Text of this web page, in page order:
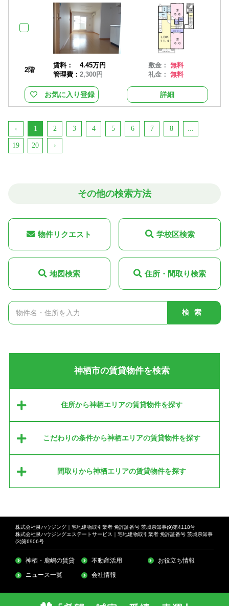
2階
賃料：
4.45万円
管理費： 2,300円
敷金：無料
礼金：無料
お気に入り登録 詳細
‹ 1 2 3 4 5 6 7 8
19 20 ›
その他の検索方法
物件リクエスト 学校区検索
地図検索 住所・間取り検索
検索
神栖市の賃貸物件を検索
住所から神栖エリアの賃貸物件を探す
こだわりの条件から神栖エリアの賃貸物件を探す
間取りから神栖エリアの賃貸物件を探す
株式会社泉ハウジング｜宅地建物取引業者 免許証番号 茨城県知事(9)第4118号
株式会社泉ハウジングエステートサービス｜宅地建物取引業者 免許証番号 茨城県知事
(3)第6906号
神栖・鹿嶋の賃貸 不動産活用 お役立ち情報
ニュース一覧 会社情報